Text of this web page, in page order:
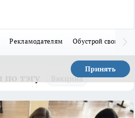
Рекламодателям Обустрой свой дом
Принять
Вакцина